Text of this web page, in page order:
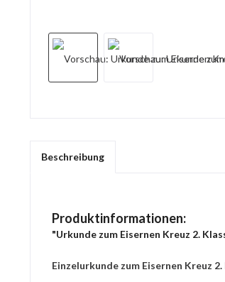
Beschreibung
Produktinformationen:
"Urkunde zum Eisernen Kreuz 2.
Einzelurkunde zum Eisernen Kreuz 2.